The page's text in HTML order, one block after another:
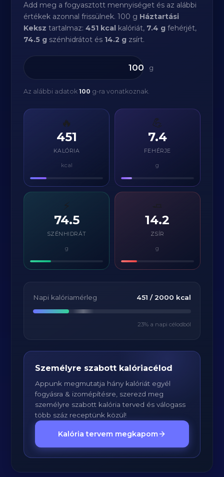
Add meg a fogyasztott mennyiséget és az alábbi
értékek azonnal frissülnek. 100 g Háztartási
Keksz tartalmaz:451 kcal kalóriát, 7.4 g fehérjét,
74.5 g szénhidrátot és 14.2 g zsírt.
g
Az alábbi adatok100 g-ra vonatkoznak.
🔥
451
KALÓRIA
kcal
💪
7.4
FEHÉRJE
g
⚡
74.5
SZÉNHIDRÁT
g
14.2
ZSÍR
g
Napi kalóriamérleg 451 / 2000 kcal
23% a napi célodból
Személyre szabott kalóriacélod
Appunk megmutatja hány kalóriát egyél
fogyásra & izomépítésre, szerezd meg
személyre szabott kalória terved és válogass
több száz receptünk közül!
Kalória tervem megkapom